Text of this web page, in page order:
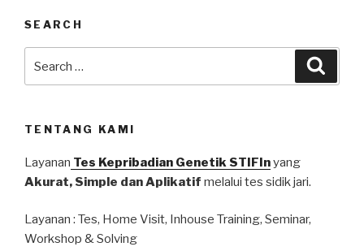
SEARCH
TENTANG KAMI
Layanan Tes Kepribadian Genetik STIFInyang
Akurat, Simple dan Aplikatif melalui tes sidik jari.
Layanan : Tes, Home Visit, Inhouse Training, Seminar,
Workshop & Solving